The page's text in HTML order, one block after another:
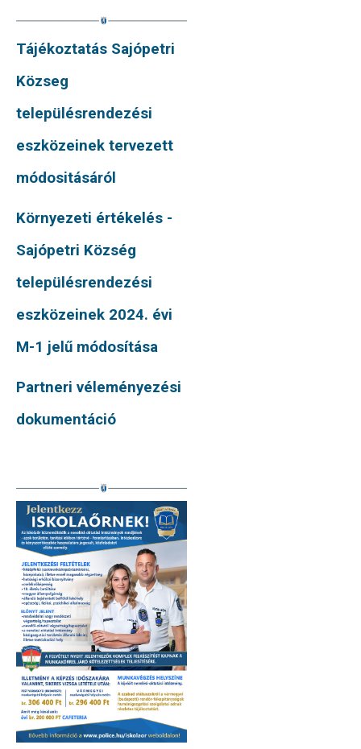
Tájékoztatás Sajópetri
Közseg
településrendezési
eszközeinek tervezett
módositásáról
Környezeti értékelés -
Sajópetri Község
településrendezési
eszközeinek 2024. évi
M-1 jelű módosítása
Partneri véleményezési
dokumentáció